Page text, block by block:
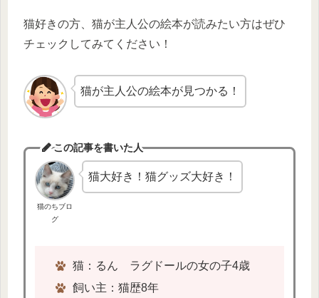
猫好きの方、猫が主人公の絵本が読みたい方はぜひ
チェックしてみてください！
猫が主人公の絵本が見つかる！
この記事を書いた人
猫のちブロ
グ
猫大好き！猫グッズ大好き！
猫：るん ラグドールの女の子4歳
飼い主：猫歴8年